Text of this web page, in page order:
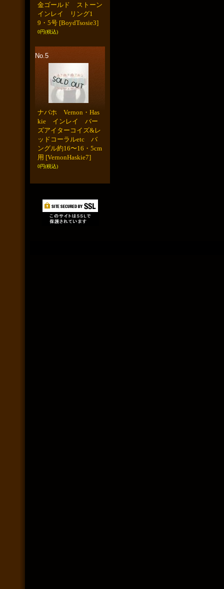
金ゴールド ストーン
インレイ リング1
9・5号 [BoydTsosie3]
0円(税込)
No.5
ナバホ Vernon・Has
kie インレイ バー
ズアイターコイズ&レ
ッドコーラルetc バ
ングル約16〜16・5cm
用 [VernonHaskie7]
0円(税込)